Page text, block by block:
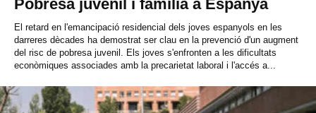
Pobresa juvenil i família a Espanya
El retard en l'emancipació residencial dels joves espanyols en les
darreres dècades ha demostrat ser clau en la prevenció d'un augment
del risc de pobresa juvenil. Els joves s'enfronten a les dificultats
econòmiques associades amb la precarietat laboral i l'accés a...